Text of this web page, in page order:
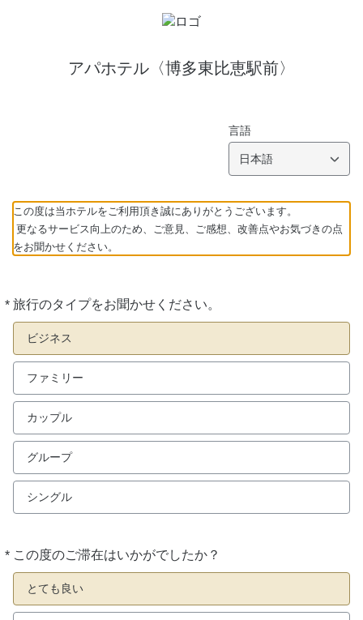
アパホテル〈博多東比恵駅前〉
言語
日本語
この度は当ホテルをご利用頂き誠にありがとうございます。
更なるサービス向上のため、ご意見、ご感想、改善点やお気づきの点
をお聞かせください。
* 旅行のタイプをお聞かせください。
必
須
ビジネス
ファミリー
カップル
グループ
シングル
* この度のご滞在はいかがでしたか？
必
須
とても良い